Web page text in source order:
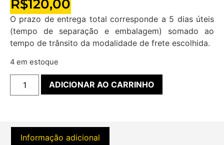
R$120,00
O prazo de entrega total corresponde a 5 dias úteis
(tempo de separação e embalagem) somado ao
tempo de trânsito da modalidade de frete escolhida.
4 em estoque
ADICIONAR AO CARRINHO
Informação adicional